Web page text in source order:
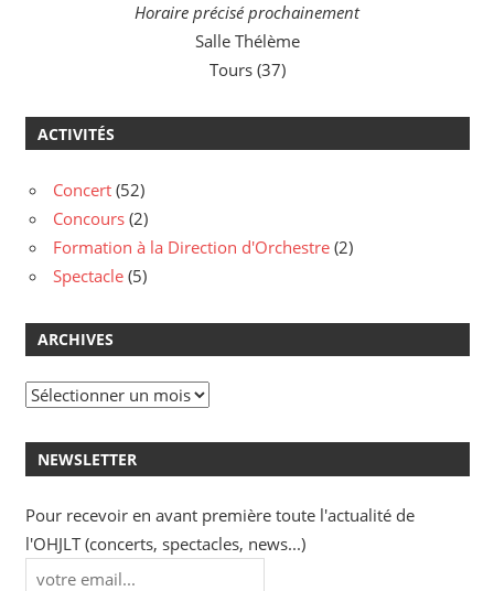
Horaire précisé prochainement
Salle Thélème
Tours (37)
ACTIVITÉS
Concert (52)
Concours (2)
Formation à la Direction d'Orchestre (2)
Spectacle (5)
ARCHIVES
Archives
NEWSLETTER
Pour recevoir en avant première toute l'actualité de
l'OHJLT (concerts, spectacles, news...)